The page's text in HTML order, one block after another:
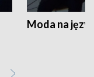
Moda na